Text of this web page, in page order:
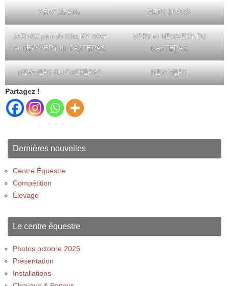
VERY 15 ANS VERY 16 ANS
JARNAC père de KIM,MY WAY
et NEW VERY du CASTÉRAS
VERY et NEWVERY DU
CASTÉRAS
NEWVERY DU CASTÉRAS NEW VERY
Partagez !
Dernières nouvelles
Centre Équestre
Compétition
Élevage
Le centre équestre
Photos octobre 2025
Présentation
Installations